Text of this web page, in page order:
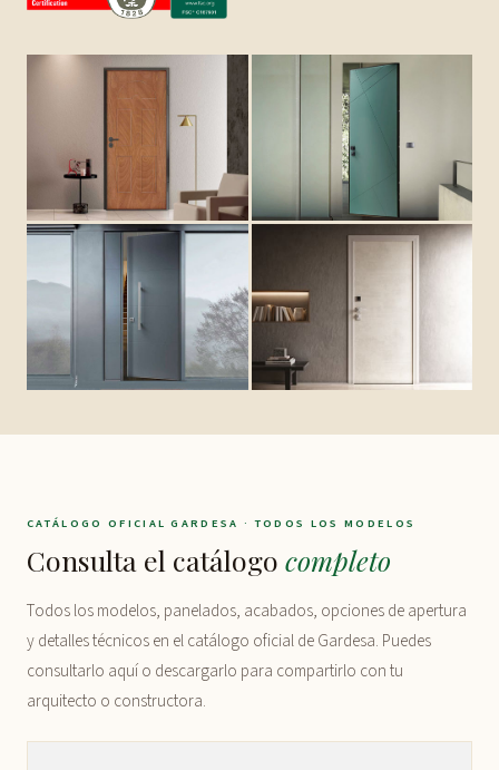
CATÁLOGO OFICIAL GARDESA · TODOS LOS MODELOS
Consulta el catálogo completo
Todos los modelos, panelados, acabados, opciones de apertura
y detalles técnicos en el catálogo oficial de Gardesa. Puedes
consultarlo aquí o descargarlo para compartirlo con tu
arquitecto o constructora.